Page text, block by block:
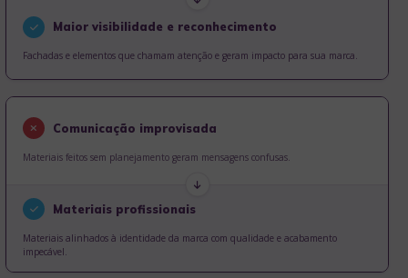
Maior visibilidade e reconhecimento
Fachadas e elementos que chamam atenção e geram impacto para sua marca.
Comunicação improvisada
Materiais feitos sem planejamento geram mensagens confusas.
Materiais profissionais
Materiais alinhados à identidade da marca com qualidade e acabamento
impecável.